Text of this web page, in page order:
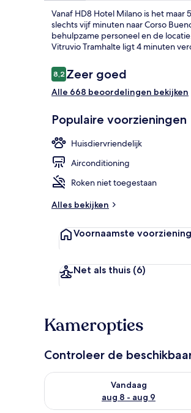
Vanaf HD8 Hotel Milano is het maar
slechts vijf minuten naar Corso
behulpzame personeel en de
Vitruvio Tramhalte ligt 4 minuten
Beoordelingen
8,28,2 op 10 –
Zeer goed
Alle 668 beoordelingen bekijken
Populaire voorzieningen
Huisdiervriendelijk
Airconditioning
Roken niet toegestaan
Alles bekijken
Voornaamste
Net als thuis (6)
Kameropties
Controleer de
Vandaag
aug 8 - aug 9
De beschikbaarheid controleren